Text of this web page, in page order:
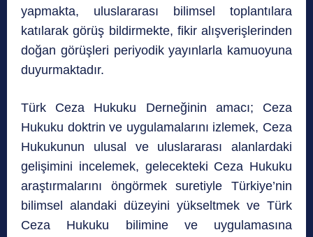
yapmakta, uluslararası bilimsel toplantılara
katılarak görüş bildirmekte, fikir alışverişlerinden
doğan görüşleri periyodik yayınlarla kamuoyuna
duyurmaktadır.
Türk Ceza Hukuku Derneğinin amacı; Ceza
Hukuku doktrin ve uygulamalarını izlemek, Ceza
Hukukunun ulusal ve uluslararası alanlardaki
gelişimini incelemek, gelecekteki Ceza Hukuku
araştırmalarını öngörmek suretiyle Türkiye’nin
bilimsel alandaki düzeyini yükseltmek ve Türk
Ceza Hukuku bilimine ve uygulamasına